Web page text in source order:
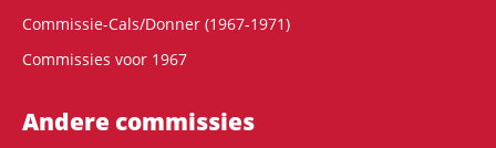
Commissie-Cals/Donner (1967-1971)
Commissies voor 1967
Andere commissies